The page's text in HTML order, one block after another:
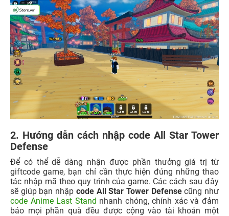
2. Hướng dẫn cách nhập code All Star Tower
Defense
Để có thể dễ dàng nhận được phần thưởng giá trị từ
giftcode game, bạn chỉ cần thực hiện đúng những thao
tác nhập mã theo quy trình của game. Các cách sau đây
sẽ giúp bạn nhập code All Star Tower Defensecũng như
code Anime Last Stand nhanh chóng, chính xác và đảm
bảo mọi phần quà đều được cộng vào tài khoản một